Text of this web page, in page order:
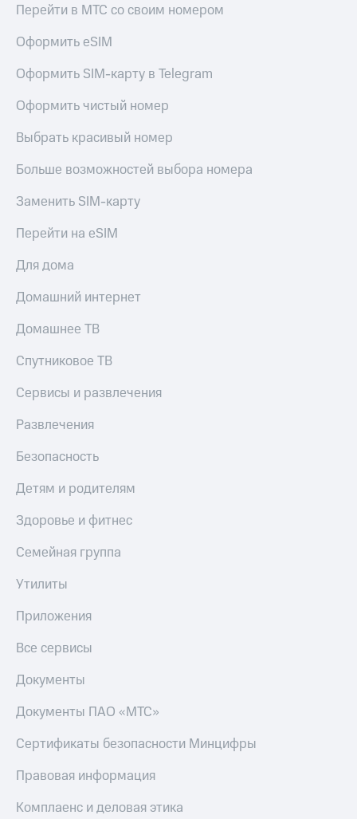
Перейти в МТС со своим номером
Оформить eSIM
Оформить SIM-карту в Telegram
Оформить чистый номер
Выбрать красивый номер
Больше возможностей выбора номера
Заменить SIM-карту
Перейти на eSIM
Для дома
Домашний интернет
Домашнее ТВ
Спутниковое ТВ
Сервисы и развлечения
Развлечения
Безопасность
Детям и родителям
Здоровье и фитнес
Семейная группа
Утилиты
Приложения
Все сервисы
Документы
Документы ПАО «МТС»
Сертификаты безопасности Минцифры
Правовая информация
Комплаенс и деловая этика